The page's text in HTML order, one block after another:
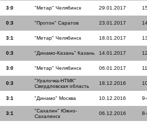
3:0 "Метар" Челябинск 29.01.2017
0:3 "Протон" Саратов 23.01.2017
3:1 "Метар" Челябинск 18.01.2017
0:3 "Динамо-Казань" Казань 14.01.2017
3:0 "Метар" Челябинск 06.01.2017
0:3
"Уралочка-НТМК"
Свердловская область
18.12.2016
3:1 "Динамо" Москва 10.12.2016
3:1
"Сахалин" Южно-
Сахалинск
06.12.2016